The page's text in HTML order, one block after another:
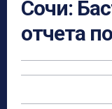
Сочи:
отчета